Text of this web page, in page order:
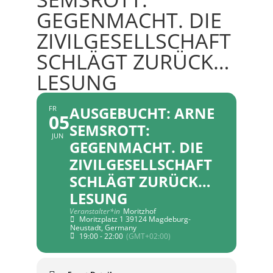
GEGENMACHT. DIE
ZIVILGESELLSCHAFT
SCHLÄGT ZURÜCK…
LESUNG
FR
05
JUN
AUSGEBUCHT: ARNE
SEMSROTT:
GEGENMACHT. DIE
ZIVILGESELLSCHAFT
SCHLÄGT ZURÜCK…
LESUNG
Veranstalter*in Moritzhof
Moritzplatz 1 39124 Magdeburg-
Neustadt, Germany
19:00 - 22:00 (GMT+02:00)